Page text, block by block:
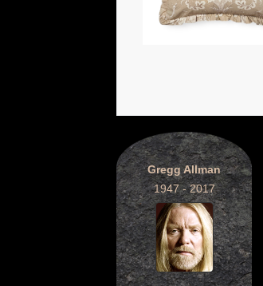
Gregg Allman
1947 - 2017